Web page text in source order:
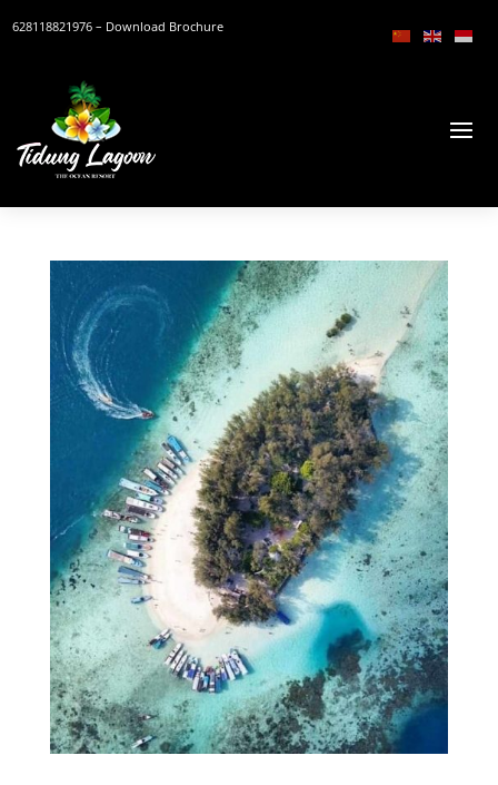
628118821976 – Download Brochure